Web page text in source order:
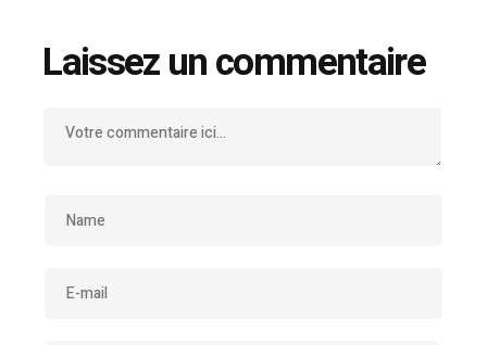
Laissez un commentaire